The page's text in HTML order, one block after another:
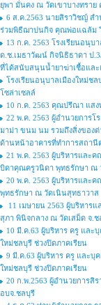
ยุพา มั่นคง ณ วัดเขาบางทราย
6 ส.ค.2563 นายสิราวิชญ์ ส
ร่วมพิธีฌาปนกิจ คุณพ่อแฉล้ม
13 ก.ค. 2563 โรงเรียนอนุ
ด.ช.เมธาวัฒน์ กิจนิธิธาดา ป
ที่ได้สนับสนุนน้ำยาฆ่าเชื้อและ
โรงเรียนอนุบาลเมืองใหม่ช
โซล่าเซลล์
10 ก.ค. 2563 คุณปรีณา แส
22 พ.ค. 2563 ผู้อำนวยการ
มาม่า ขนม นม รวมถึงสิ่งของต่
ด้านหน้าอาคารที่ทำการสถานี
21 พ.ค. 2563 ผู้บริหารและ
บิดาคุณครูวนิดา พุทธรักษา ณ
20 พ.ค. 2563 ผู้บริหารแล
พุทธรักษา ณ วัดเนินสุทธาวาส
11 เมษายน 2563 ผู้บริหาร
สุภา พินิจกลาง ณ วัดเสม็ด จ.ช
10 มี.ค.63 ผู้บริหาร ครู แล
ใหม่ชลบุรี ช่วงปิดภาคเรียน
9 มี.ค.63 ผู้บริหาร ครู และบุ
ใหม่ชลบุรี ช่วงปิดภาคเรียน
20 ก.พ.2563 ผู้อำนวยการ
อบจ.ชลบุรี